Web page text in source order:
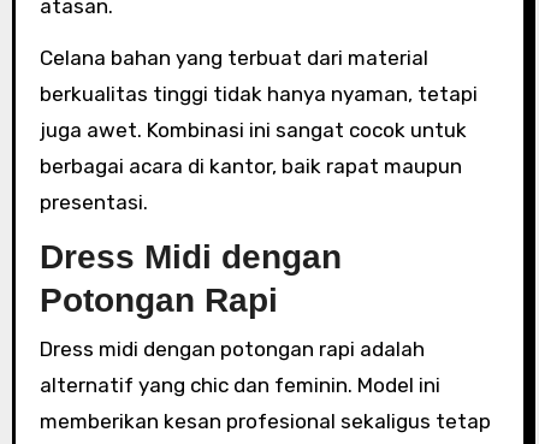
atasan.
Celana bahan yang terbuat dari material
berkualitas tinggi tidak hanya nyaman, tetapi
juga awet. Kombinasi ini sangat cocok untuk
berbagai acara di kantor, baik rapat maupun
presentasi.
Dress Midi dengan
Potongan Rapi
Dress midi dengan potongan rapi adalah
alternatif yang chic dan feminin. Model ini
memberikan kesan profesional sekaligus tetap